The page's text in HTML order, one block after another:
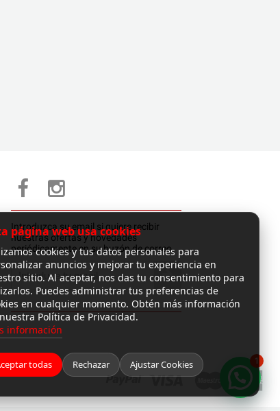
Introduzca su email si quiere recibir
nuestras ofertas y novedades
periódicamente en su buzón de correo.
1
página web usa cookies
cookies y tus datos personales para
anuncios y mejorar tu experiencia en
sitio. Al aceptar, nos das tu consentimiento para
Puedes administrar tus preferencias de
en cualquier momento. Obtén más información
Política de Privacidad.
información
todas Rechazar Ajustar Cookies